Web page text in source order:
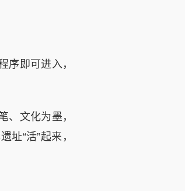
即可进入，
文化为墨，
“活”起来，